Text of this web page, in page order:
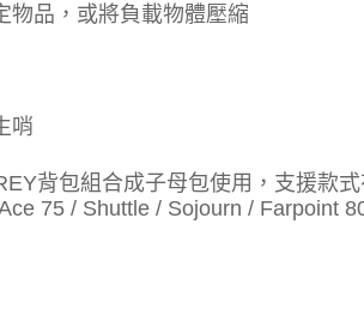
物品，或將負載物體壓縮
哨
背包組合成子母包使用，支援款式
75 / Shuttle / Sojourn / Farpoint